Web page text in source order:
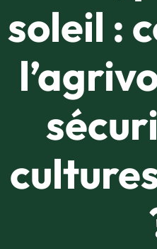
soleil :